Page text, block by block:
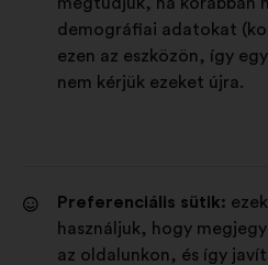
demográfiai adatokat
ezen az eszközön, így
nem kérjük ezeket újra.
Preferenciális sütik:
használjuk, hogy
az oldalunkon, és így